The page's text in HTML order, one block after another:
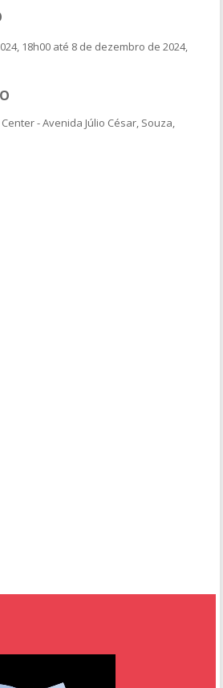
18h00 até 8 de dezembro de 2024,
- Avenida Júlio César, Souza,